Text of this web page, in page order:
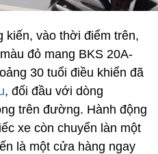
vào thời điểm trên,
màu đỏ mang BKS 20A-
30 tuổi điều khiển đã
, đối đầu với dòng
trên đường. Hành động
xe còn chuyển làn một
là một cửa hàng ngay